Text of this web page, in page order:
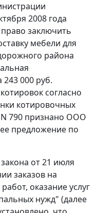
2008 года
заключить
мебели для
района
000 руб.
согласно
котировочных
N 790 признано ООО
предложение по
от 21 июля
заказов на
оказание услуг
нужд" (далее